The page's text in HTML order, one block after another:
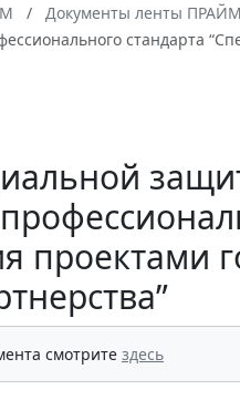
Документы ленты ПРАЙМ
стандарта
проектами
смотрите здесь